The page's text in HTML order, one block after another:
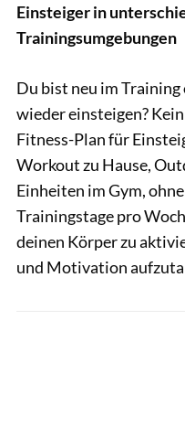
Einsteiger in
Trainingsumgebungen
Du bist neu im
wieder einsteigen?
Fitness-Plan für
Workout zu Hause,
Einheiten im Gym,
Trainingstage pro
deinen Körper zu
und Motivation